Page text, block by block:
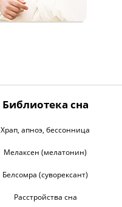
Библиотека сна
Храп, апноэ, бессонница
Мелаксен (мелатонин)
Белсомра (суворексант)
Расстройства сна